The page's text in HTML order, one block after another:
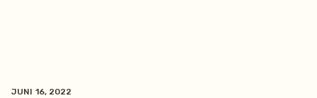
JUNI 16, 2022